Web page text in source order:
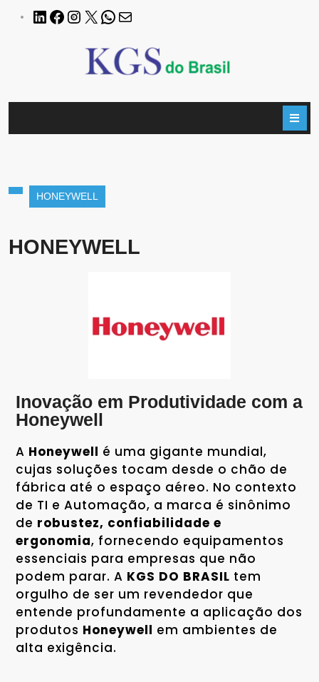
HONEYWELL
HONEYWELL
Inovação em Produtividade com a
Honeywell
A Honeywell é uma gigante mundial,
cujas soluções tocam desde o chão de
fábrica até o espaço aéreo. No contexto
de TI e Automação, a marca é sinônimo
de robustez, confiabilidade e
ergonomia, fornecendo equipamentos
essenciais para empresas que não
podem parar. A KGS DO BRASIL tem
orgulho de ser um revendedor que
entende profundamente a aplicação dos
produtos Honeywell em ambientes de
alta exigência.